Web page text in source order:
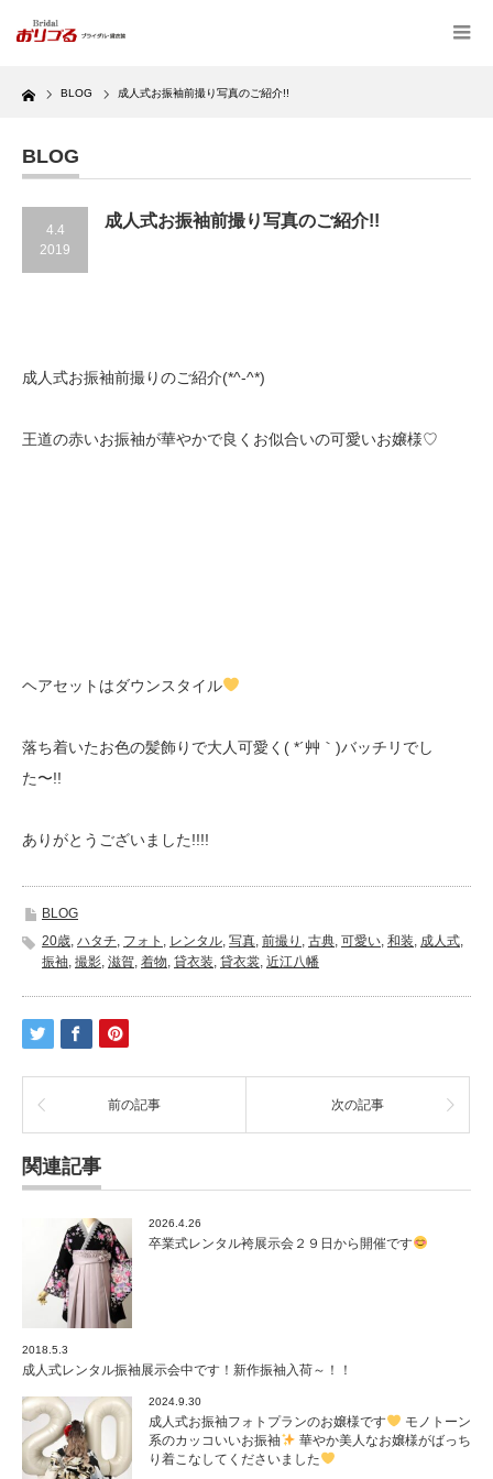
Home BLOG 成人式お振袖前撮り写真のご紹介!!
BLOG
4.4
2019
成人式お振袖前撮り写真のご紹介!!
成人式お振袖前撮りのご紹介(*^-^*)
王道の赤いお振袖が華やかで良くお似合いの可愛いお嬢様♡
ヘアセットはダウンスタイル
落ち着いたお色の髪飾りで大人可愛く( *´艸｀)バッチリでし
た〜!!
ありがとうございました!!!!
BLOG
20歳, ハタチ, フォト , レンタル, 写真, 前撮り , 古典, 可愛い, 和装, 成人式,
振袖, 撮影, 滋賀, 着物, 貸衣装, 貸衣裳, 近江八幡
前の記事 次の記事
関連記事
2026.4.26
卒業式レンタル袴展示会２９日から開催です
2018.5.3
成人式レンタル振袖展示会中です！新作振袖入荷～！！
2024.9.30
成人式お振袖フォトプランのお嬢様です
モノトーン
系のカッコいいお振袖
華やか美人なお嬢様がばっち
り着こなしてくださいました